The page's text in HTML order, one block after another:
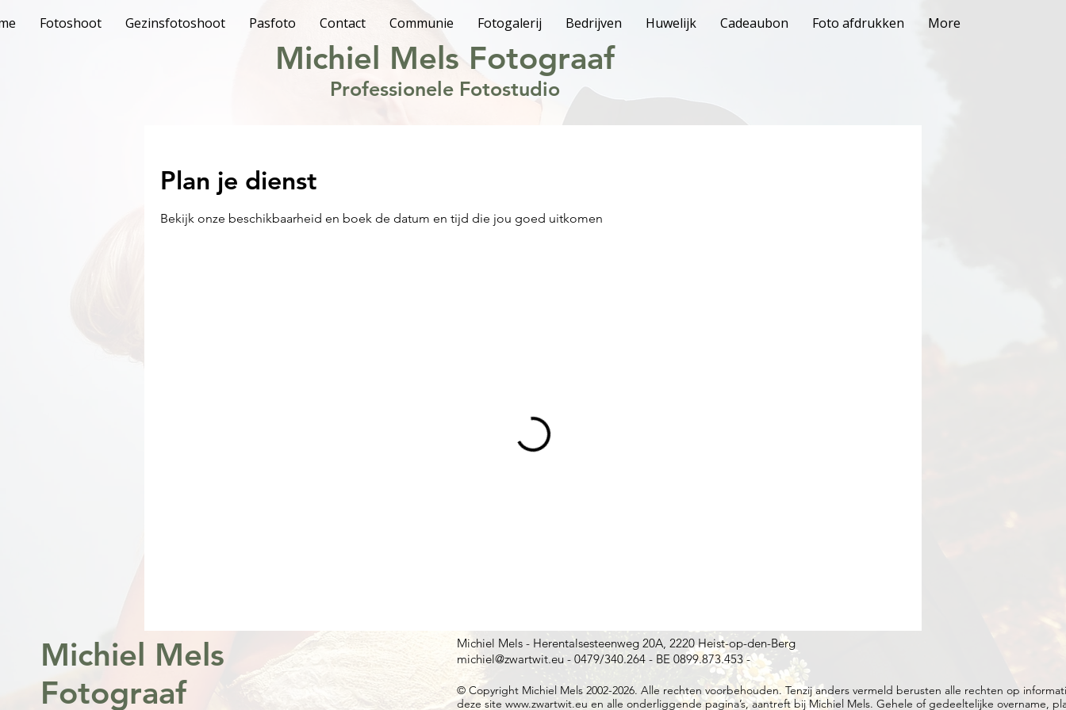
Fotoshoot Gezinsfotoshoot Pasfoto Contact Communie Fotogalerij Bedrijven Huwelijk Cadeaubon Foto afdrukken More
Michiel Mels Fotograaf
Professionele Fotostudio
Plan je dienst
Bekijk onze beschikbaarheid en boek de datum en tijd die jou goed uitkomen
Michiel Mels
Fotograaf
Michiel Mels - Herentalsesteenweg 20A, 2220 Heist-op-den-Berg
michiel@zwartwit.eu - 0479/340.264 - BE 0899.873.453 -
© Copyright Michiel Mels 2002-2026. Alle rechten voorbehouden. Tenzij anders vermeld berusten alle rechten op
deze site www.zwartwit.eu en alle onderliggende pagina’s, aantreft bij Michiel Mels. Gehele of gedeeltelijke overname,